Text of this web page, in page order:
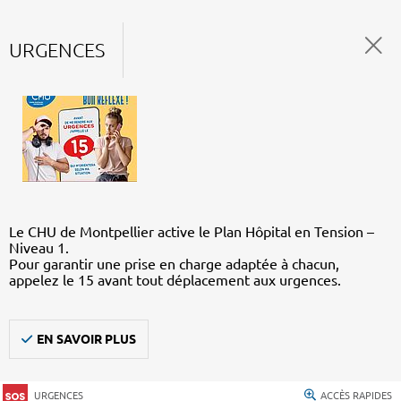
URGENCES
Le CHU de Montpellier active le Plan Hôpital en Tension –
Niveau 1.
Pour garantir une prise en charge adaptée à chacun,
appelez le 15 avant tout déplacement aux urgences.
EN SAVOIR PLUS
URGENCES ACCÈS RAPIDES